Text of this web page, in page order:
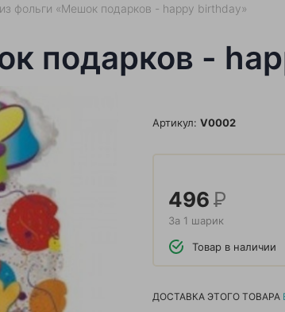
фольги «Мешок подарков - happy birthday»
подарков -
Артикул: V0002
496Р
За 1 шарик
Товар в наличии
ДОСТАВКА ЭТОГО ТОВАРА